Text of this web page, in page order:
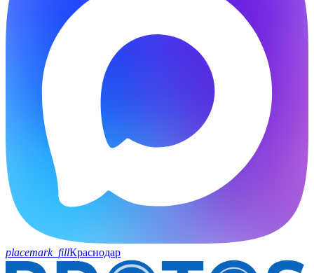
placemark_fillКраснодар